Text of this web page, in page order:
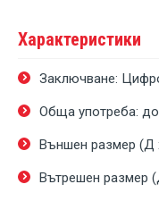
Характеристики
Заключване:
Обща употреба:
Външен размер (Д
Вътрешен размер